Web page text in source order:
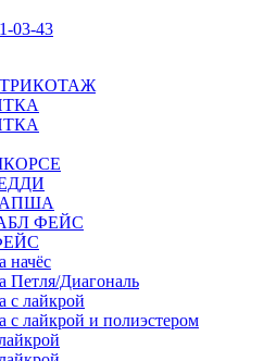
03-43
ФЕЙС
начёс
Петля/Диагональ
с лайкрой
с лайкрой и полиэстером